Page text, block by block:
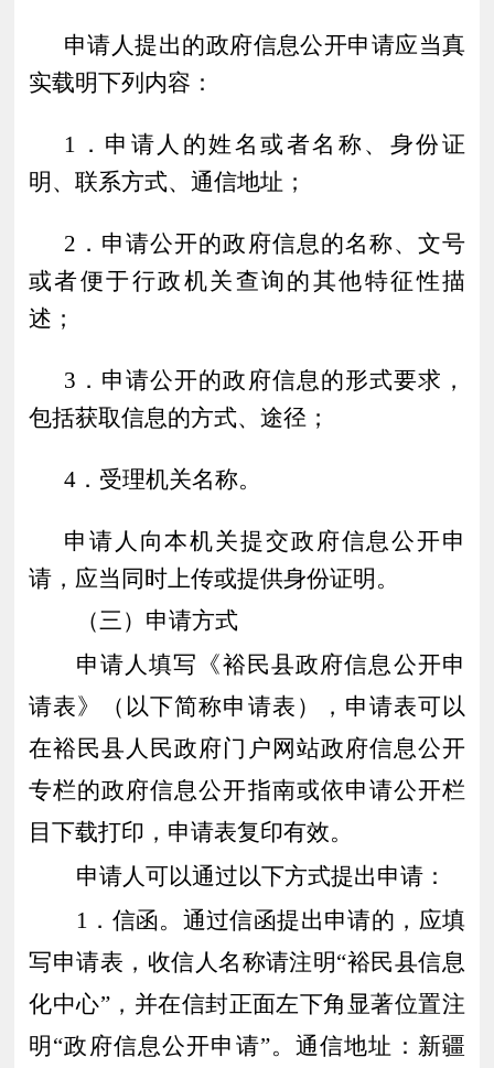
申请人提出的政府信息公开申请应当真
实载明下列内容：
1．申请人的姓名或者名称、身份证
明、联系方式、通信地址；
2．申请公开的政府信息的名称、文号
或者便于行政机关查询的其他特征性描
述；
3．申请公开的政府信息的形式要求，
包括获取信息的方式、途径；
4．受理机关名称。
申请人向本机关提交政府信息公开申
请，应当同时上传或提供身份证明。
（三）申请方式
申请人填写《裕民县政府信息公开申
请表》（以下简称申请表），申请表可以
在裕民县人民政府门户网站政府信息公开
专栏的政府信息公开指南或依申请公开栏
目下载打印，申请表复印有效。
申请人可以通过以下方式提出申请：
1． 信函。通过信函提出申请的，应填
写申请表，收信人名称请注明“裕民县信息
化中心”，并在信封正面左下角显著位置注
明“政府信息公开申请”。通信地址： 新疆